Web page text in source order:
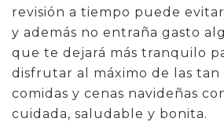
revisión a tiempo puede
y además no entraña gasto
que te dejará más tranquilo
disfrutar al máximo de las tan
comidas y cenas navideñas
cuidada, saludable y bonita.